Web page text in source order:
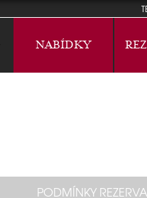
NABÍDKY
PODMÍNKY